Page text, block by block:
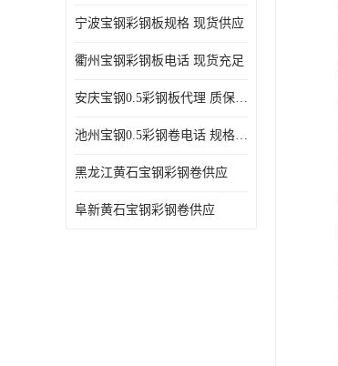
宁波宝钢彩钢板规格 现货供应
衢州宝钢彩钢板电话 现货充足
安庆宝钢0.5彩钢板代理 质保十年起
池州宝钢0.5彩钢卷电话 规格多样
黑龙江黄石宝钢彩钢卷供应
阜新黄石宝钢彩钢卷供应